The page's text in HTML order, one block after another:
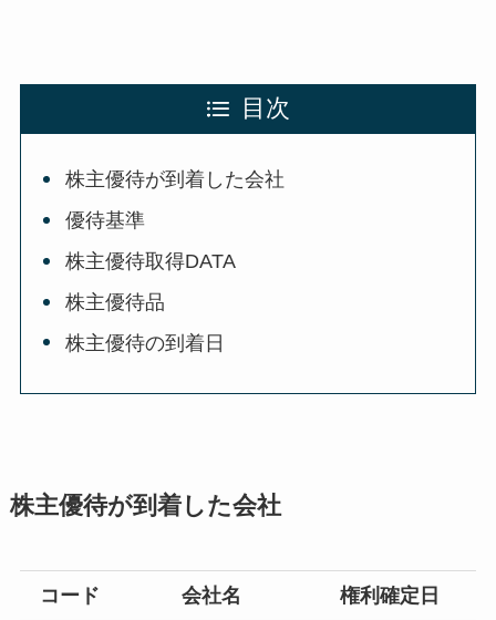
目次
株主優待が到着した会社
優待基準
株主優待取得DATA
株主優待品
株主優待の到着日
株主優待が到着した会社
コード 会社名 権利確定日